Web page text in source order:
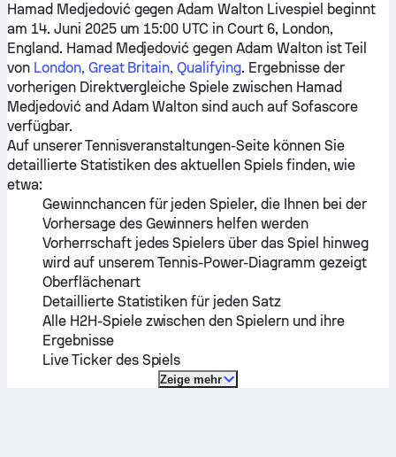
Hamad MedjedovićgegenAdam Walton Livespiel beginnt
am 14. Juni 2025 um 15:00 UTC in Court 6, London,
England. Hamad Medjedović gegenAdam Waltonist Teil
von London, Great Britain, Qualifying. Ergebnisse der
vorherigen Direktvergleiche Spiele zwischen Hamad
Medjedovićand Adam Walton sind auch auf Sofascore
verfügbar.
Auf unserer Tennisveranstaltungen-Seite können Sie
detaillierte Statistiken des aktuellen Spiels finden, wie
etwa:
Gewinnchancen für jeden Spieler, die Ihnen bei der
Vorhersage des Gewinners helfen werden
Vorherrschaft jedes Spielers über das Spiel hinweg
wird auf unserem Tennis-Power-Diagramm gezeigt
Oberflächenart
Detaillierte Statistiken für jeden Satz
Alle H2H-Spiele zwischen den Spielern und ihre
Ergebnisse
Live Ticker des Spiels
Zeige mehr